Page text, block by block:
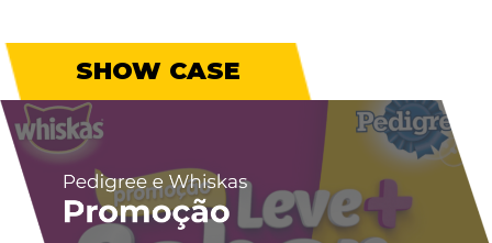
SHOW CASE